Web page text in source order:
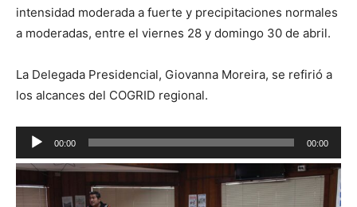
intensidad moderada a fuerte y precipitaciones normales
a moderadas, entre el viernes 28 y domingo 30 de abril.
La Delegada Presidencial, Giovanna Moreira, se refirió a
los alcances del COGRID regional.
Reproductor
de
00:00 00:00